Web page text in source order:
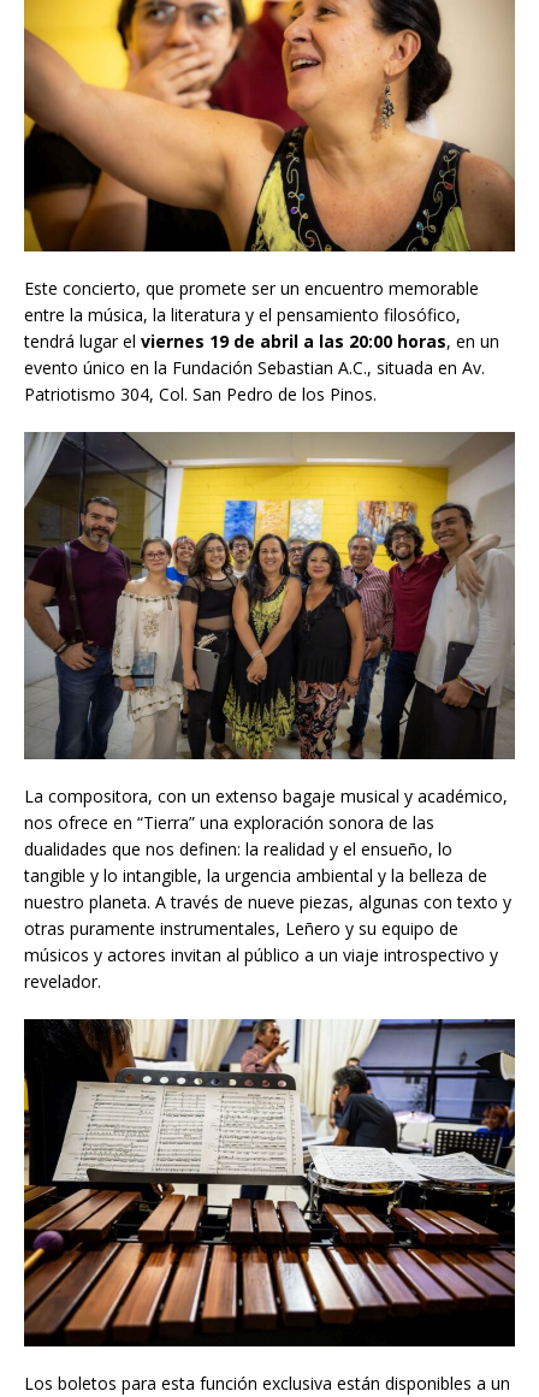
Este concierto, que promete ser un encuentro memorable
entre la música, la literatura y el pensamiento filosófico,
tendrá lugar el viernes 19 de abril a las 20:00 horas, en un
evento único en la Fundación Sebastian A.C., situada en Av.
Patriotismo 304, Col. San Pedro de los Pinos.
La compositora, con un extenso bagaje musical y académico,
nos ofrece en “Tierra” una exploración sonora de las
dualidades que nos definen: la realidad y el ensueño, lo
tangible y lo intangible, la urgencia ambiental y la belleza de
nuestro planeta. A través de nueve piezas, algunas con texto y
otras puramente instrumentales, Leñero y su equipo de
músicos y actores invitan al público a un viaje introspectivo y
revelador.
Los boletos para esta función exclusiva están disponibles a un